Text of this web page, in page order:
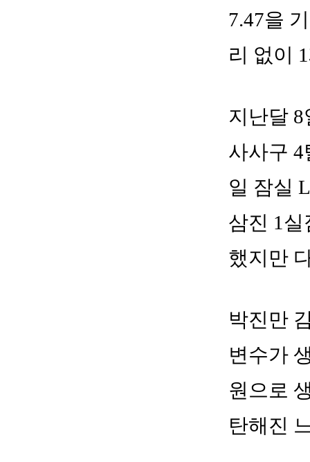
7.47을
리 없이
지난달
사사구
일 잠실
삼진 1
했지만
박진만
변수가
원으로
탄해진